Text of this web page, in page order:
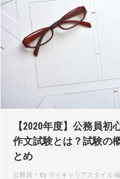
【2020年度】公務員初
作文試験とは？試験の
とめ
公務員 By マイキャリアスタイル